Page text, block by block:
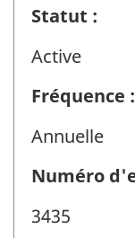
Statut :
Active
Fréquence :
Annuelle
Numéro
3435